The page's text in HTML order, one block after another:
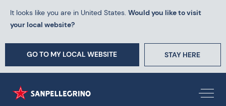
It looks like you are in United States. Would you like to visit
your local website?
GO TO MY LOCAL WEBSITE STAY HERE